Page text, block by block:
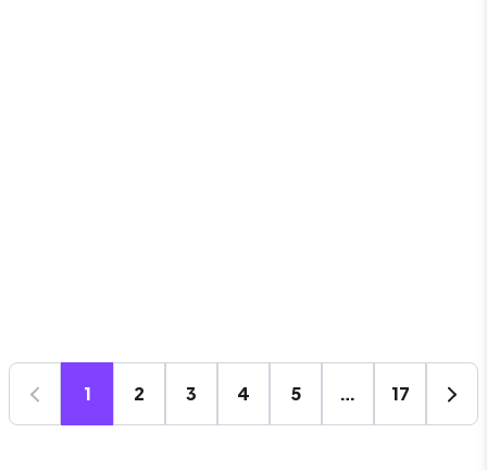
1 2 3 4 5 … 17